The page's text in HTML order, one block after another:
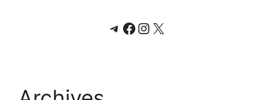
Telegram
Facebook
Instagram
X